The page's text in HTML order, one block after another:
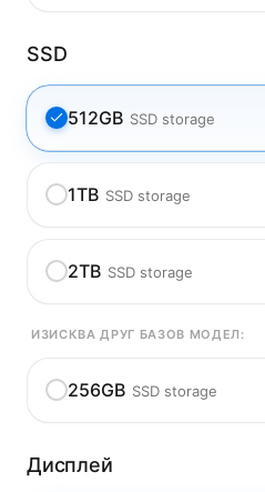
SSD
512GB SSD storage
1TB SSD storage
2TB SSD storage
ИЗИСКВА ДРУГ БАЗОВ МОДЕЛ:
256GB SSD storage
Дисплей